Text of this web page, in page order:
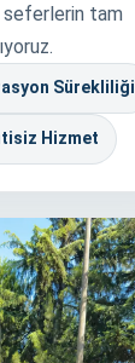
seferlerin tam
Sürekliliği
Hizmet